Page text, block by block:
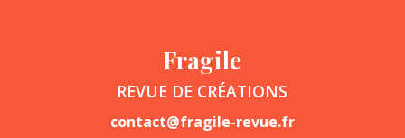
Fragile
REVUE DE CRÉATIONS
contact@fragile-revue.fr